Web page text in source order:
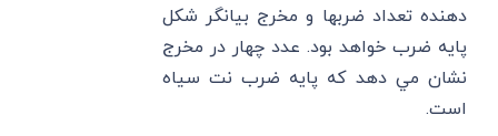
دهنده تعداد ضربها و مخرج بيانگر شكل
پايه ضرب خواهد بود. عدد چهار در مخرج
نشان مي دهد كه پايه ضرب نت سياه
است.